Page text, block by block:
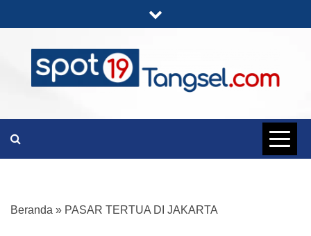
to
content
SPOT19
Beranda » PASAR TERTUA DI JAKARTA